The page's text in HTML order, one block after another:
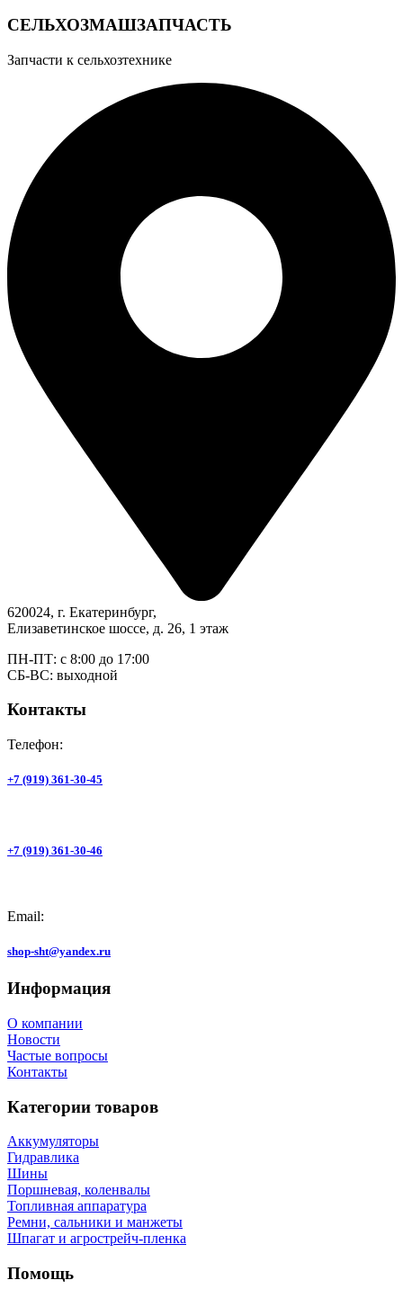
СЕЛЬХОЗМАШЗАПЧАСТЬ
Запчасти к сельхозтехнике
620024, г. Екатеринбург,
Елизаветинское шоссе, д. 26, 1 этаж
ПН-ПТ: с 8:00 до 17:00
СБ-ВС: выходной
Контакты
Телефон:
+7 (919) 361-30-45
+7 (919) 361-30-46
Email:
shop-sht@yandex.ru
Информация
О компании
Новости
Частые вопросы
Контакты
Категории товаров
Аккумуляторы
Гидравлика
Шины
Поршневая, коленвалы
Топливная аппаратура
Ремни, сальники и манжеты
Шпагат и агрострейч-пленка
Помощь